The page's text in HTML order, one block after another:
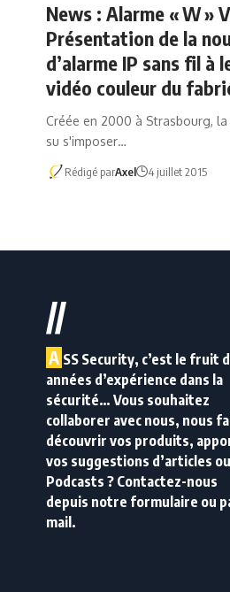
News : Alarme « W »
Présentation de la
d’alarme IP sans fil à
vidéo couleur du
Créée en 2000 à Strasbourg,
su s'imposer…
Rédigé parAxel 4 juillet 2015
//
A SS Security, c’est le fruit
années d’expérience dans la
sécurité… Vous souhaitez
collaborer avec nous, nous
découvrir vos produits,
vos suggestions d’articles
Podcasts ? Contactez-nous
depuis notre formulaire ou
mail.